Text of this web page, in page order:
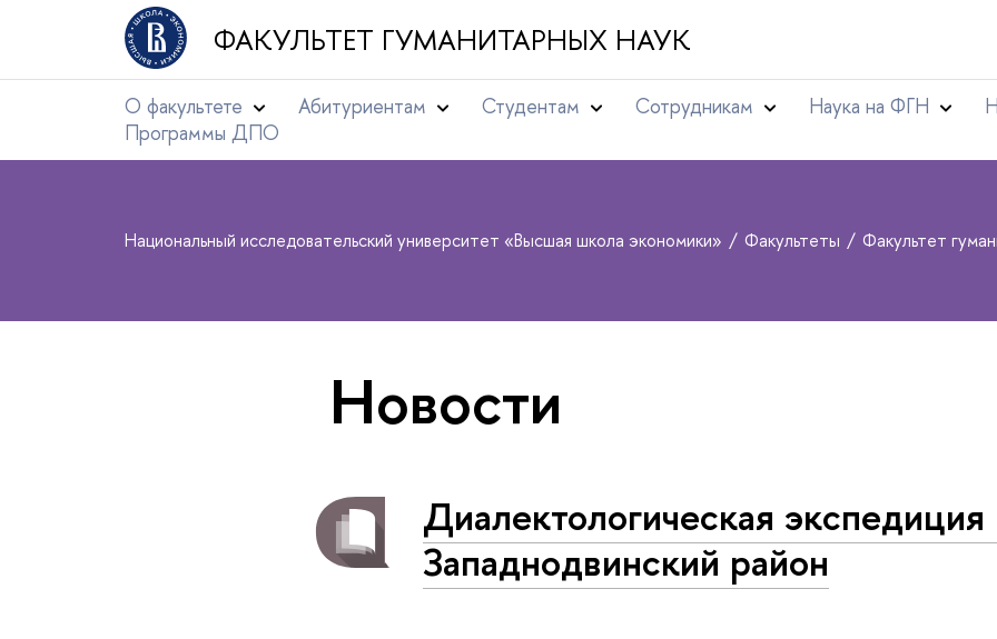
ФАКУЛЬТЕТ ГУМАНИТАРНЫХ НАУК
О факультете Абитуриентам Студентам Сотрудникам Наука на ФГН
Программы ДПО
Национальный исследовательский университет «Высшая школа экономики» Факультеты Факультет
Новости
Диалектологическая экспедиция
Западнодвинский район